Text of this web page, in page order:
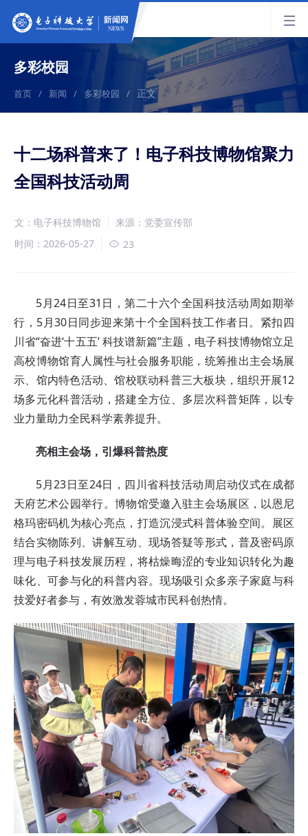
多彩校园
首页 / 新闻 / 多彩校园 / 正文
十二场科普来了！电子科技博物馆聚力
全国科技活动周
文：电子科技博物馆
来源：党委宣传部
时间：2026-05-27
23
5月24日至31日，第二十六个全国科技活动周如期举
行，5月30日同步迎来第十个全国科技工作者日。紧扣四
川省“奋进‘十五五’ 科技谱新篇”主题，电子科技博物馆立足
高校博物馆育人属性与社会服务职能，统筹推出主会场展
示、馆内特色活动、馆校联动科普三大板块，组织开展12
场多元化科普活动，搭建全方位、多层次科普矩阵，以专
业力量助力全民科学素养提升。
亮相主会场，引爆科普热度
5月23日至24日，四川省科技活动周启动仪式在成都
天府艺术公园举行。博物馆受邀入驻主会场展区，以恩尼
格玛密码机为核心亮点，打造沉浸式科普体验空间。展区
结合实物陈列、讲解互动、现场答疑等形式，普及密码原
理与电子科技发展历程，将枯燥晦涩的专业知识转化为趣
味化、可参与化的科普内容。现场吸引众多亲子家庭与科
技爱好者参与，有效激发蓉城市民科创热情。